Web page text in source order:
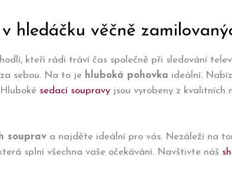
hledáčku věčně
kteří rádi tráví čas společně při sledování
sebou. Na to je hluboká pohovka ideální.
sedací soupravy jsou vyrobeny z kvalitních
souprav a najděte ideální pro vás. Nezáleží na
splní všechna vaše očekávání. Navštivte náš